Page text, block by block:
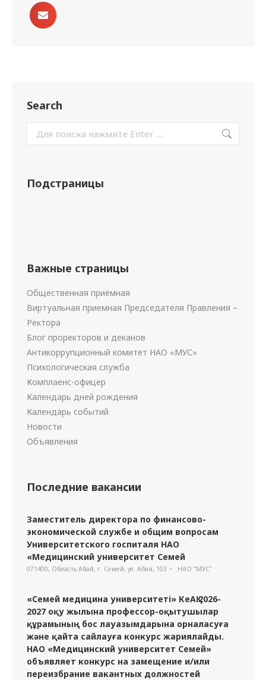
Search
Подстраницы
Важные страницы
Общественная приёмная
Виртуальная приемная Председателя Правления –
Ректора
Блог проректоров и деканов
Антикоррупционный комитет НАО «МУС»
Психологическая служба
Комплаенс-офицер
Календарь дней рождения
Календарь событий
Новости
Объявления
Последние вакансии
Заместитель директора по финансово-
экономической службе и общим вопросам
Университетского госпиталя НАО
«Медицинский университет Семей
071400, Область Абай, г. Семей, ул. Абая, 103 НАО "МУС"
«Семей медицина университеті» КеАҚ 2026-
2027 оқу жылына профессор-оқытушылар
құрамының бос лауазымдарына орналасуға
және қайта сайлауға конкурс жариялайды.
НАО «Медицинский университет Семей»
объявляет конкурс на замещение и/или
переизбрание вакантных должностей